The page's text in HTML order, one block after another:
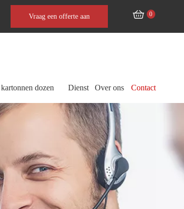
Vraag een offerte aan 0
dozen Dienst Over ons Contact